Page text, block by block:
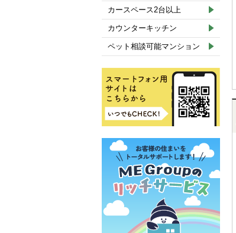
カースペース2台以上
カウンターキッチン
ペット相談可能マンション